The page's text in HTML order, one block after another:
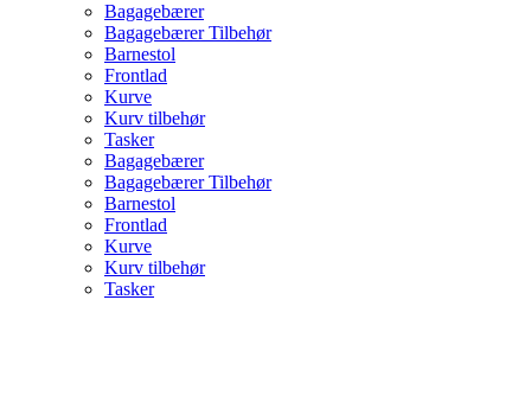
Bagagebærer
Bagagebærer Tilbehør
Barnestol
Frontlad
Kurve
Kurv tilbehør
Tasker
Bagagebærer
Bagagebærer Tilbehør
Barnestol
Frontlad
Kurve
Kurv tilbehør
Tasker